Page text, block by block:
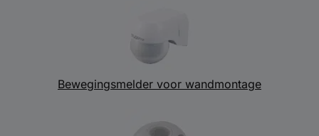
Bewegingsmelder voor wandmontage